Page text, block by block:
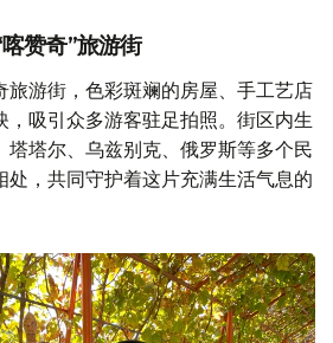
赞奇”旅游街
旅游街，色彩斑斓的房屋、手工艺店
，吸引众多游客驻足拍照。街区内生
塔塔尔、乌兹别克、俄罗斯等多个民
处，共同守护着这片充满生活气息的